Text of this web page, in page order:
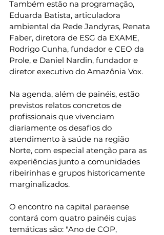
Também estão na programação,
Eduarda Batista, articuladora
ambiental da Rede Jandyras, Renata
Faber, diretora de ESG da EXAME,
Rodrigo Cunha, fundador e CEO da
Prole, e Daniel Nardin, fundador e
diretor executivo do Amazônia Vox.
Na agenda, além de painéis, estão
previstos relatos concretos de
profissionais que vivenciam
diariamente os desafios do
atendimento à saúde na região
Norte, com especial atenção para as
experiências junto a comunidades
ribeirinhas e grupos historicamente
marginalizados.
O encontro na capital paraense
contará com quatro painéis cujas
temáticas são: "Ano de COP,